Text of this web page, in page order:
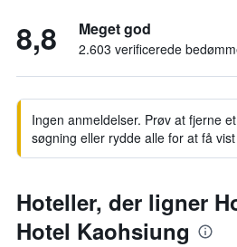
8,8 Meget god
2.603 verificerede
Ingen anmeldelser. Prøv at fjerne
søgning eller rydde alle for at få
Hoteller, der ligner
Hotel Kaohsiung